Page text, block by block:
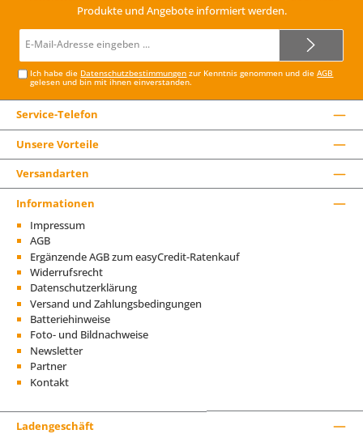
Produkte und Angebote informiert werden.
Mail-
Ich habe die Datenschutzbestimmungen zur Kenntnis genommen und dieAGB
gelesen und bin mit ihnen einverstanden.
Service-Telefon
Unsere Vorteile
Versandarten
Informationen
Impressum
AGB
Ergänzende AGB zum easyCredit-Ratenkauf
Widerrufsrecht
Datenschutzerklärung
Versand und Zahlungsbedingungen
Batteriehinweise
Foto- und Bildnachweise
Newsletter
Partner
Kontakt
Ladengeschäft